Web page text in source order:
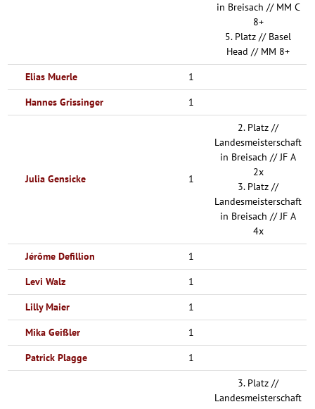
in Breisach // MM C
8+
5. Platz // Basel
Head // MM 8+
Elias Muerle
1
Hannes Grissinger
1
Julia Gensicke 1
2. Platz //
Landesmeisterschaft
in Breisach // JF A
2x
3. Platz //
Landesmeisterschaft
in Breisach // JF A
4x
Jérôme Defillion
1
Levi Walz
1
Lilly Maier
1
Mika Geißler
1
Patrick Plagge
1
3. Platz //
Landesmeisterschaft